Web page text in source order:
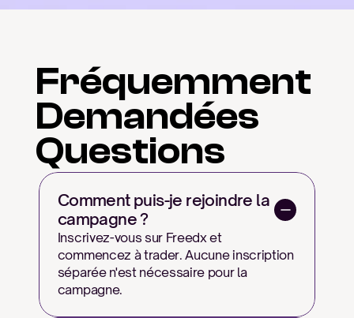
Fréquemment
Demandées
Questions
Comment puis-je rejoindre la
campagne ?
Inscrivez-vous sur Freedx et
commencez à trader. Aucune inscription
séparée n'est nécessaire pour la
campagne.